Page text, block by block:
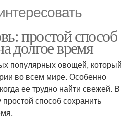
простой способ
долгое время
популярных овощей, который
во всем мире. Особенно
ее трудно найти свежей. В
простой способ сохранить